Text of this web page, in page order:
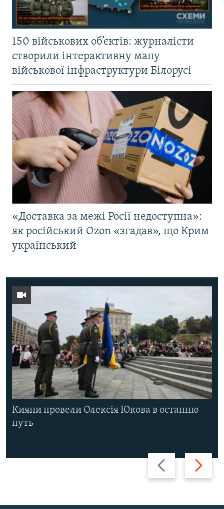
150 військових об’єктів: журналісти
створили інтерактивну мапу
військової інфраструктури Білорусі
«Доставка за межі Росії недоступна»:
як російський Ozon «згадав», що Крим
український
Назад Вперед
Кияни провели Олексія Юкова в останню
путь